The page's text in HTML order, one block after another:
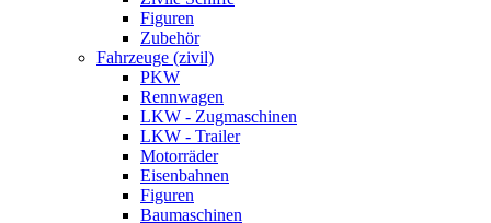
Figuren
Zubehör
Fahrzeuge (zivil)
PKW
Rennwagen
LKW - Zugmaschinen
LKW - Trailer
Motorräder
Eisenbahnen
Figuren
Baumaschinen